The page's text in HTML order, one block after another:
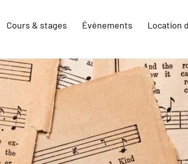
Cours & stages Événements Location